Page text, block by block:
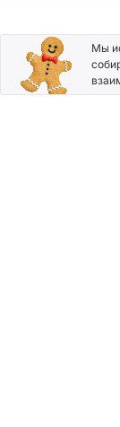
Подписывайтесь
на новости и
Мы